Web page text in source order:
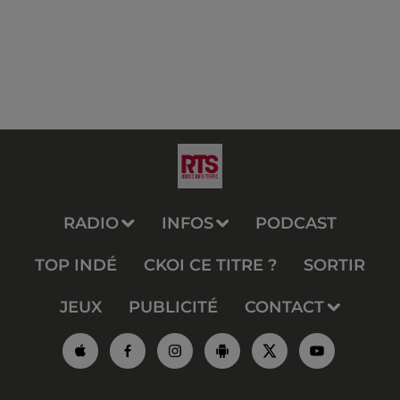
RADIO INFOS PODCAST
TOP INDÉ CKOI CE TITRE ? SORTIR
JEUX PUBLICITÉ CONTACT